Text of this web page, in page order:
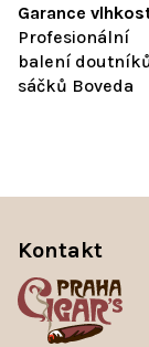
Garance
Profesionální
balení
sáčků Boveda
Kontakt